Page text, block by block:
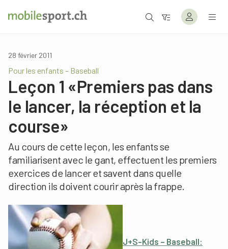
28 février 2011
Pour les enfants – Baseball
Leçon 1 «Premiers pas dans
le lancer, la réception et la
course»
Au cours de cette leçon, les enfants se
familiarisent avec le gant, effectuent les premiers
exercices de lancer et savent dans quelle
direction ils doivent courir après la frappe.
J+S-Kids – Baseball: